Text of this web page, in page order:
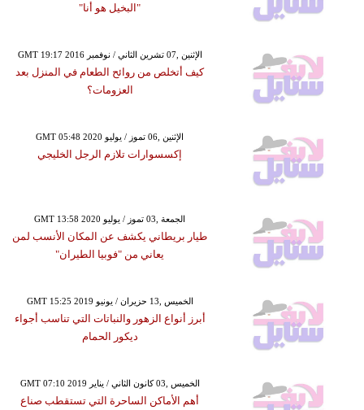
"البخيل هو أنا"
GMT 19:17 2016 الإثنين ,07 تشرين الثاني / نوفمبر
كيف أتخلص من روائح الطعام في المنزل بعد
العزومات؟
GMT 05:48 2020 الإثنين ,06 تموز / يوليو
إكسسوارات تلازم الرجل الخليجي
GMT 13:58 2020 الجمعة ,03 تموز / يوليو
طيار بريطاني يكشف عن المكان الأنسب لمن
يعاني من "فوبيا الطيران"
GMT 15:25 2019 الخميس ,13 حزيران / يونيو
أبرز أنواع الزهور والنباتات التي تناسب أجواء
ديكور الحمام
GMT 07:10 2019 الخميس ,03 كانون الثاني / يناير
أهم الأماكن الساحرة التي تستقطب صناع